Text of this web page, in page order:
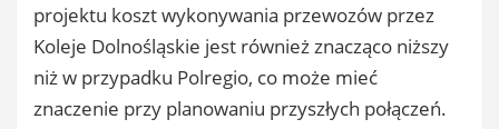
projektu koszt wykonywania przewozów przez
Koleje Dolnośląskie jest również znacząco niższy
niż w przypadku Polregio, co może mieć
znaczenie przy planowaniu przyszłych połączeń.